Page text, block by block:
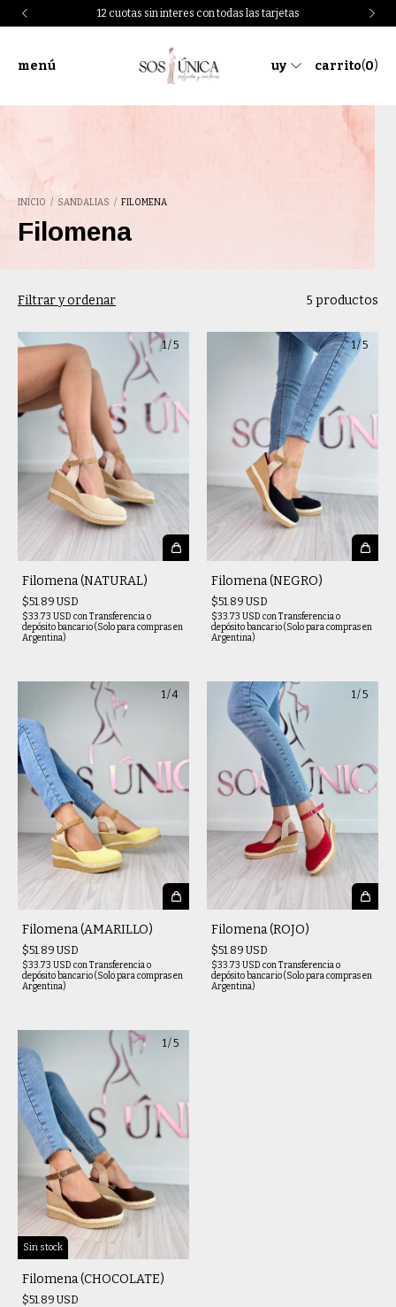
12 cuotas sin interes con todas las tarjetas
menú uy carrito(0)
INICIO / SANDALIAS / FILOMENA
Filomena
Filtrar y ordenar 5 productos
1/5
Filomena (NATURAL)
$51.89 USD
$33.73 USD conTransferencia o
depósito bancario (Solo para compras en
Argentina)
1/5
Filomena (NEGRO)
$51.89 USD
$33.73 USD conTransferencia o
depósito bancario (Solo para compras en
Argentina)
1 /4
Filomena (AMARILLO)
$51.89 USD
$33.73 USD conTransferencia o
depósito bancario (Solo para compras en
Argentina)
1 /5
Filomena (ROJO)
$51.89 USD
$33.73 USD conTransferencia o
depósito bancario (Solo para compras en
Argentina)
1/5
Sin stock
Filomena (CHOCOLATE)
$51.89 USD